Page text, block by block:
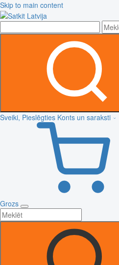
Skip to main content
Sveiki, Pieslēgties Konts un saraksti
Grozs